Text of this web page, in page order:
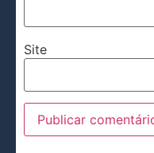
Site